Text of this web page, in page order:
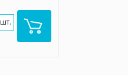
шт.